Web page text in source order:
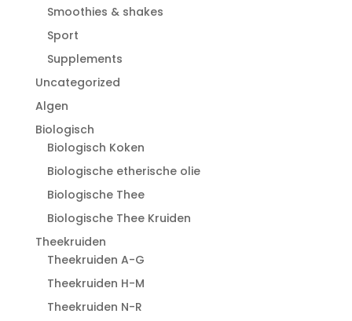
Smoothies & shakes
Sport
Supplements
Uncategorized
Algen
Biologisch
Biologisch Koken
Biologische etherische olie
Biologische Thee
Biologische Thee Kruiden
Theekruiden
Theekruiden A-G
Theekruiden H-M
Theekruiden N-R